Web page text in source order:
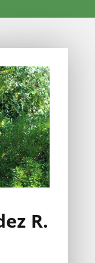
R.